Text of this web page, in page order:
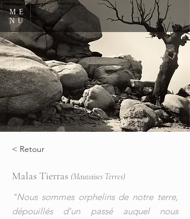
ME
NU
< Retour
Malas Tierras (Mauvaises Terres)
"Nous sommes orphelins de notre terre,
dépouillés d'un passé auquel nous